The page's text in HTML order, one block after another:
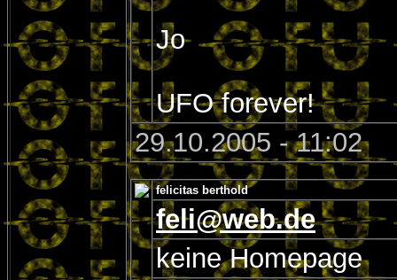
Jo
UFO forever!
29.10.2005 - 11:02
felicitas berthold
feli@web.de
keine Homepage